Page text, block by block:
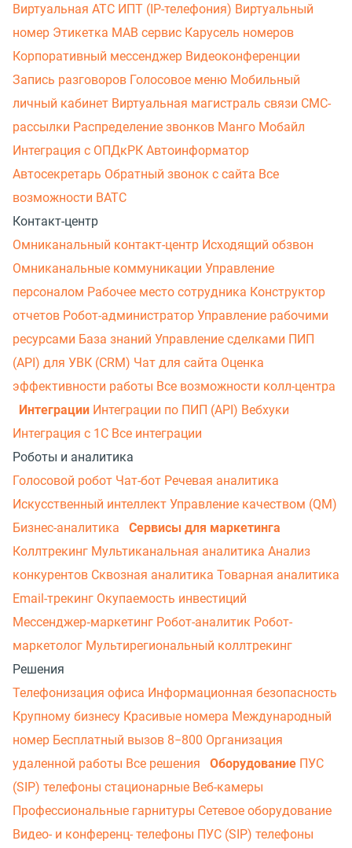
Виртуальная АТС ИПТ (IP-телефония) Виртуальный
номер Этикетка МАВ сервис Карусель номеров
Корпоративный мессенджер Видеоконференции
Запись разговоров Голосовое меню Мобильный
личный кабинет Виртуальная магистраль связи СМС-
рассылки Распределение звонков Манго Мобайл
Интеграция с ОПДкРК Автоинформатор
Автосекретарь Обратный звонок с сайта Все
возможности ВАТС
Контакт-центр
Омниканальный контакт-центр Исходящий обзвон
Омниканальные коммуникации Управление
персоналом Рабочее место сотрудника Конструктор
отчетов Робот-администратор Управление рабочими
ресурсами База знаний Управление сделками ПИП
(API) для УВК (CRM) Чат для сайта Оценка
эффективности работы Все возможности колл-центра
Интеграции Интеграции по ПИП (API) Вебхуки
Интеграция с 1С Все интеграции
Роботы и аналитика
Голосовой робот Чат-бот Речевая аналитика
Искусственный интеллект Управление качеством (QM)
Бизнес-аналитика
Сервисы для маркетинга
Коллтрекинг Мультиканальная аналитика Анализ
конкурентов Сквозная аналитика Товарная аналитика
Email-трекинг Окупаемость инвестиций
Мессенджер‑маркетинг Робот-аналитик Робот-
маркетолог Мультирегиональный коллтрекинг
Решения
Телефонизация офиса Информационная безопасность
Крупному бизнесу Красивые номера Международный
номер Бесплатный вызов 8−800 Организация
удаленной работы Все решения Оборудование ПУС
(SIP) телефоны стационарные Веб-камеры
Профессиональные гарнитуры Сетевое оборудование
Видео- и конференц- телефоны ПУС (SIP) телефоны